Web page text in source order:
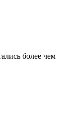
более чем